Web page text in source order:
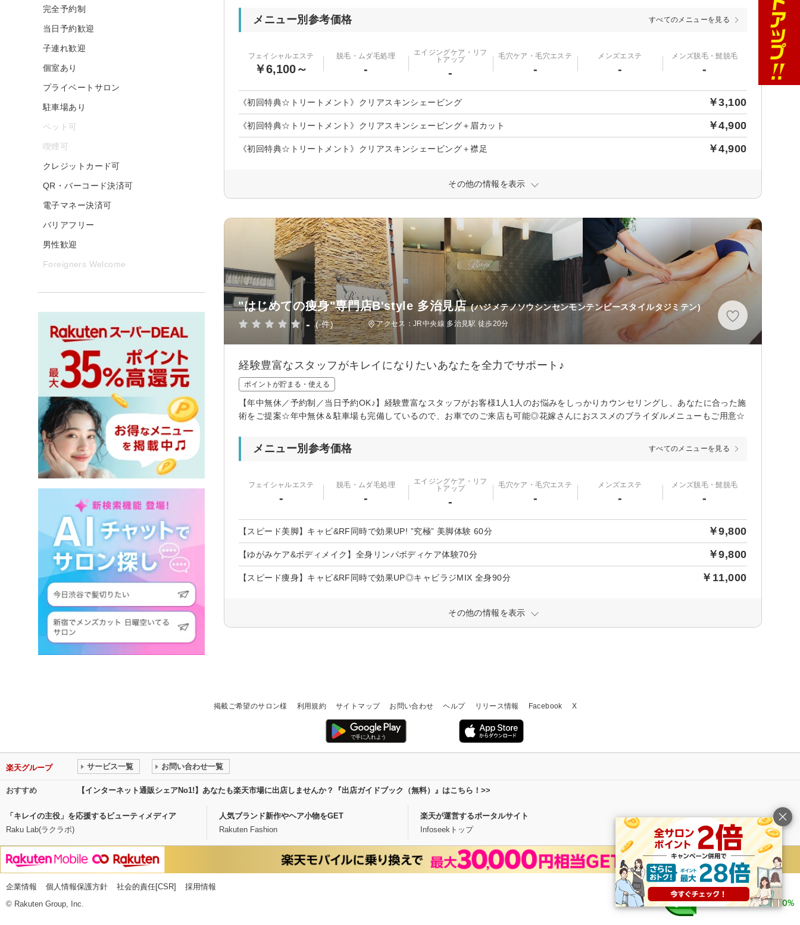
メニュー別参考価格 すべてのメニューを見る
フェイシャルエステ
￥6,100～
脱毛・ムダ毛処理
-
エイジングケア・リフ
トアップ
-
毛穴ケア・毛穴エステ
-
メンズエステ
-
メンズ脱毛・髭脱毛
-
《初回特典☆トリートメント》クリアスキンシェービング ￥3,100
《初回特典☆トリートメント》クリアスキンシェービング＋眉カット ￥4,900
《初回特典☆トリートメント》クリアスキンシェービング＋襟足 ￥4,900
その他の情報を表示
"はじめての痩身"専門店B'style 多治見店 (ハジメテノソウシンセンモンテンビースタイルタジミテン)
- (-件) アクセス：JR中央線 多治見駅 徒歩20分
経験豊富なスタッフがキレイになりたいあなたを全力でサポート♪
ポイントが貯まる・使える
【年中無休／予約制／当日予約OK♪】経験豊富なスタッフがお客様1人1人のお悩みをしっかりカウンセリングし、あなたに合った施
術をご提案☆年中無休＆駐車場も完備しているので、お車でのご来店も可能◎花嫁さんにおススメのブライダルメニューもご用意☆
メニュー別参考価格 すべてのメニューを見る
フェイシャルエステ
-
脱毛・ムダ毛処理
-
エイジングケア・リフ
トアップ
-
毛穴ケア・毛穴エステ
-
メンズエステ
-
メンズ脱毛・髭脱毛
-
【スピード美脚】キャビ&RF同時で効果UP! ”究極” 美脚体験 60分 ￥9,800
【ゆがみケア&ボディメイク】全身リンパボディケア体験70分 ￥9,800
【スピード痩身】キャビ&RF同時で効果UP◎キャビラジMIX 全身90分 ￥11,000
その他の情報を表示
完全予約制
当日予約歓迎
子連れ歓迎
個室あり
プライベートサロン
駐車場あり
ペット可
喫煙可
クレジットカード可
QR・バーコード決済可
電子マネー決済可
バリアフリー
男性歓迎
Foreigners Welcome
掲載ご希望のサロン様 利用規約 サイトマップ お問い合わせ ヘルプ リリース情報 Facebook X
楽天グループ サービス一覧 お問い合わせ一覧
おすすめ 【インターネット通販シェアNo1!】あなたも楽天市場に出店しませんか？『出店ガイドブック（無料）』はこちら！>>
「キレイの主役」を応援するビューティメディア
Raku Lab(ラクラボ)
人気ブランド新作やヘア小物をGET
Rakuten Fashion
楽天が運営するポータルサイト
Infoseekトップ
企業情報 個人情報保護方針 社会的責任[CSR]
採用情報
© Rakuten Group, Inc.